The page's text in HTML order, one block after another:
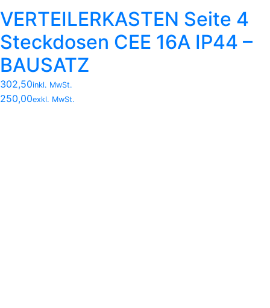
VERTEILERKASTEN Seite 4
Steckdosen CEE 16A IP44 –
BAUSATZ
302,50inkl. MwSt.
250,00exkl. MwSt.